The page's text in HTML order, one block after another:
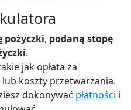
pożyczki, podaną stopę
.
jak opłata za
koszty przetwarzania.
dokonywać płatności i